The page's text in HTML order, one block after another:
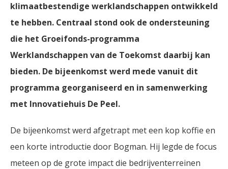
klimaatbestendige werklandschappen ontwikkeld
te hebben. Centraal stond ook de ondersteuning
die het Groeifonds-programma
Werklandschappen van de Toekomst daarbij kan
bieden. De bijeenkomst werd mede vanuit dit
programma georganiseerd en in samenwerking
met Innovatiehuis De Peel.
De bijeenkomst werd afgetrapt met een kop koffie en
een korte introductie door Bogman. Hij legde de focus
meteen op de grote impact die bedrijventerreinen